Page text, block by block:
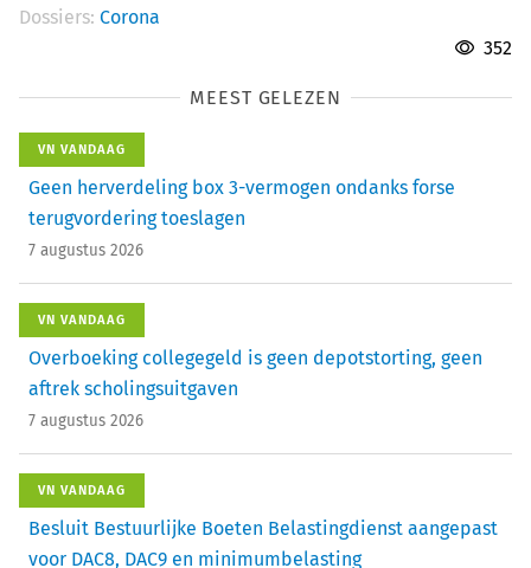
Dossiers: Corona
352
MEEST GELEZEN
VN VANDAAG
Geen herverdeling box 3-vermogen ondanks forse
terugvordering toeslagen
7 augustus 2026
VN VANDAAG
Overboeking collegegeld is geen depotstorting, geen
aftrek scholingsuitgaven
7 augustus 2026
VN VANDAAG
Besluit Bestuurlijke Boeten Belastingdienst aangepast
voor DAC8, DAC9 en minimumbelasting